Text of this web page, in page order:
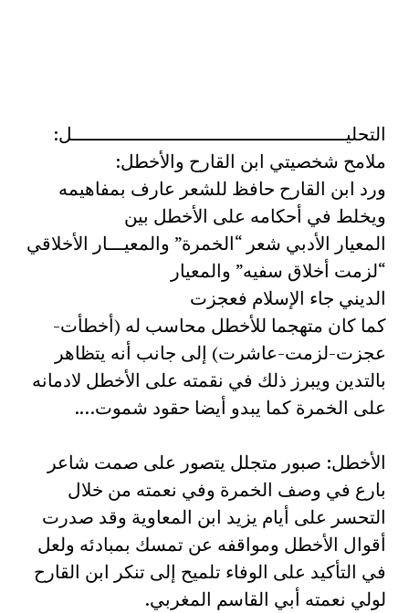
التحليــــــــــــــــــــــــــــــــــــــــــــــــــل:
ملامح شخصيتي ابن القارح والأخطل:
ورد ابن القارح حافظ للشعر عارف بمفاهيمه
ويخلط في أحكامه على الأخطل بين
المعيار الأدبي شعر “الخمرة” والمعيـــار الأخلاقي
“لزمت أخلاق سفيه” والمعيار
الديني جاء الإسلام فعجزت
كما كان متهجما للأخطل محاسب له (أخطأت-
عجزت-لزمت-عاشرت) إلى جانب أنه يتظاهر
بالتدين ويبرز ذلك في نقمته على الأخطل لادمانه
على الخمرة كما يبدو أيضا حقود شموت….
الأخطل: صبور متجلل يتصور على صمت شاعر
بارع في وصف الخمرة وفي نعمته من خلال
التحسر على أيام يزيد ابن المعاوية وقد صدرت
أقوال الأخطل ومواقفه عن تمسك بمبادئه ولعل
في التأكيد على الوفاء تلميح إلى تنكر ابن القارح
لولي نعمته أبي القاسم المغربي.